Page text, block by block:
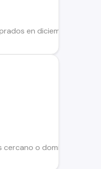
en diciembre, marca
o domicilio (cargo